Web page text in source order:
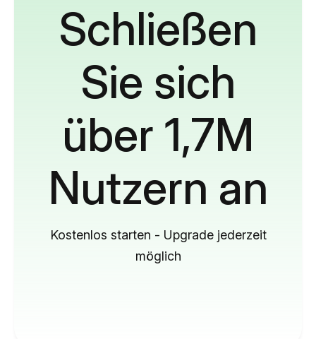
Schließen
Sie sich
über 1,7M
Nutzern an
Kostenlos starten - Upgrade jederzeit
möglich